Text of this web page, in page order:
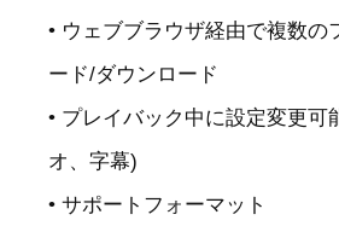
• ウェブブラウザ経由で複数の
ード/ダウンロード
• プレイバック中に設定変更可
オ、字幕)
• サポートフォーマット